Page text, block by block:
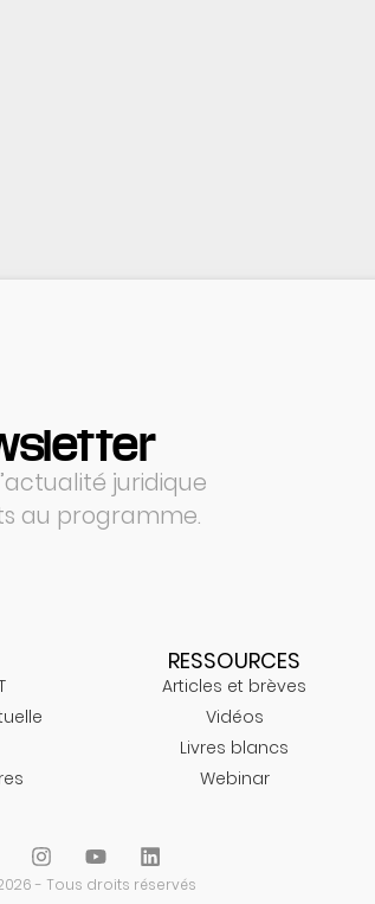
juridique
au programme.
RESSOURCES
Articles et brèves
Vidéos
Livres blancs
Webinar
- Tous droits réservés